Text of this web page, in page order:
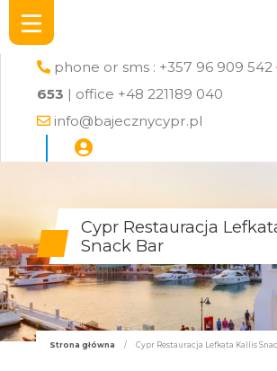
phone or sms : +357 96 909 542
653 | office +48 221189 040
info@bajecznycypr.pl
Cypr Restauracja
Snack Bar
Strona główna / Cypr Restauracja Lefkata Kallis